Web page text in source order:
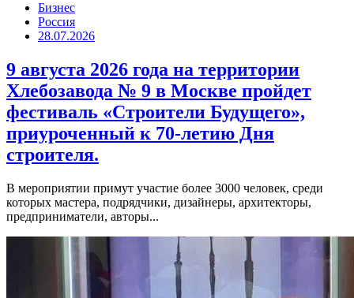
Бизнес
Россия
28.07.2026
9 августа 2026 года на территории
Хлебозавода № 9 в Москве пройдет
фестиваль «Строители Будущего»,
приуроченный к 70-летию Дня
строителя.
В мероприятии примут участие более 3000 человек, среди
которых мастера, подрядчики, дизайнеры, архитекторы,
предприниматели, авторы...